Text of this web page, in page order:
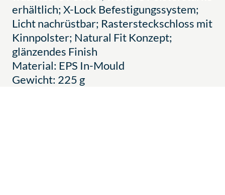
erhältlich; X-Lock Befestigungssystem;
Licht nachrüstbar; Rastersteckschloss mit
Kinnpolster; Natural Fit Konzept;
glänzendes Finish
Material: EPS In-Mould
Gewicht: 225 g